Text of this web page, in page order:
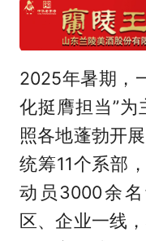
2025年暑期，
化挺膺担当”
照各地蓬勃开
统筹11个系部
动员3000余
区、企业一线